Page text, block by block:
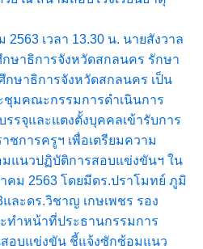
2563 เวลา 13.30 น. นายสังวาล
กษาธิการจังหวัดสกลนคร รักษา
กษาธิการจังหวัดสกลนคร เป็น
ชุมคณะกรรมการดำเนินการ
รรจุและแตงตั้งบุคคลเข้ารับการ
ชการครูฯ เพื่อเตรียมความ
แนวปฏิบัติการสอบแข่งขันฯ ใน
คม 2563 โดยมีดร.ปราโมทย์ ภูมิ
ละดร.วิชาญ เกษเพชร รอง
ทำหน้าที่ประธานกรรมการ
อบแข่งขัน ชี้แจ้งซักซ้อมแนว